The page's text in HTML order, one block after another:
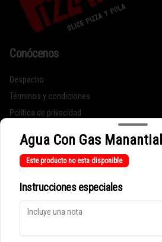
Conócenos
Despacho
Términos y condiciones
Política de privacidad
Redes sociales
Instagram
Mi cuenta
Iniciar sesión
Agua Con Gas
Este producto no esta disponible
Instrucciones especiales